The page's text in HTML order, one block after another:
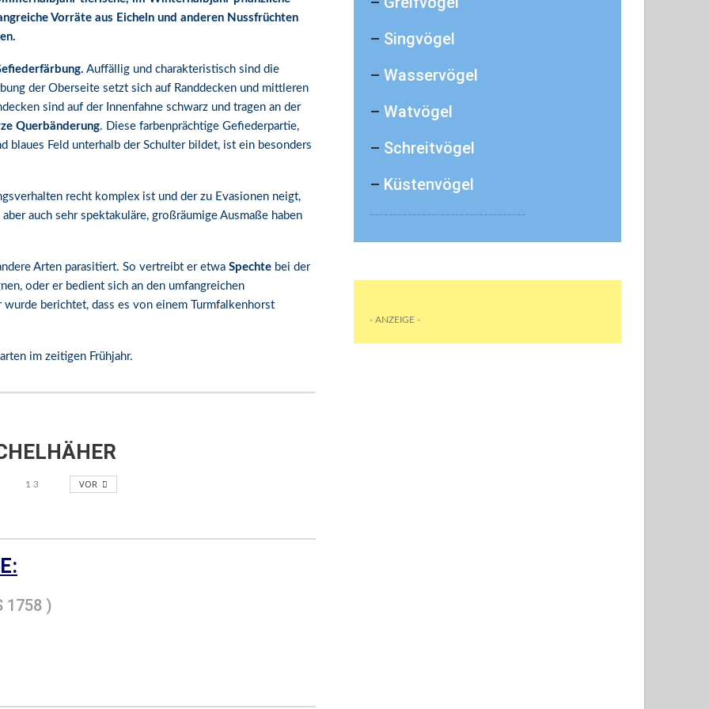
Vorräte aus Eicheln und anderen Nussfrüchten
Auffällig und charakteristisch sind die
der Oberseite setzt sich auf Randdecken und mittleren
sind auf der Innenfahne schwarz und tragen an der
Querbänderung. Diese farbenprächtige Gefiederpartie,
blaues Feld unterhalb der Schulter bildet, ist ein besonders
recht komplex ist und der zu Evasionen neigt,
auch sehr spektakuläre, großräumige Ausmaße haben
Arten parasitiert. So vertreibt er etwa Spechte bei der
oder er bedient sich an den umfangreichen
wurde berichtet, dass es von einem Turmfalkenhorst
im zeitigen Frühjahr.
1 3 VOR
1758 )
– Singvögel
– Wasservögel
– Watvögel
– Schreitvögel
– Küstenvögel
- ANZEIGE -